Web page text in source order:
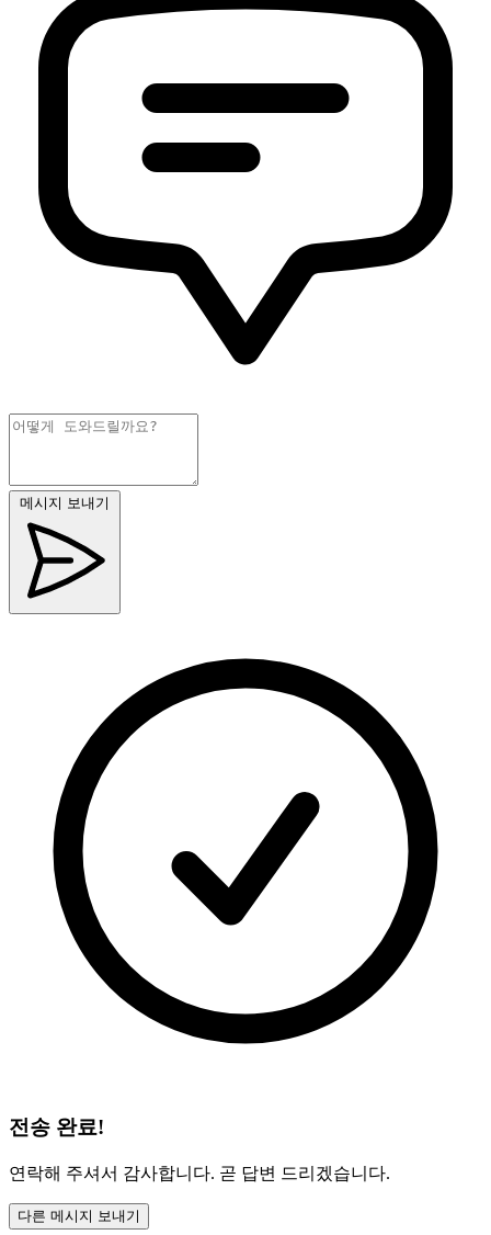
메시지 보내기
전송 완료!
연락해 주셔서 감사합니다. 곧 답변 드리겠습니다.
다른 메시지 보내기